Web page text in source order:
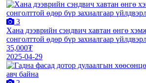
3
Хана дээврийн сэндвич хавтан өнгө
сонголттой өдөр бүр захиалгаар
35,000₮
2025-04-29